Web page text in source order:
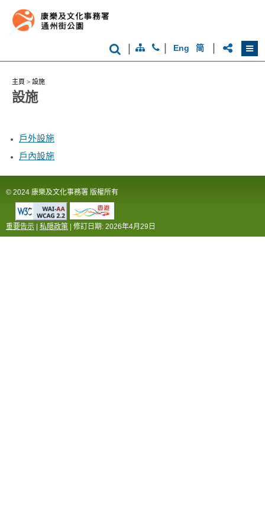
Eng 简
主頁 > 設施
設施
戶外設施
戶內設施
© 2024 康樂及文化事務署 版權所有
重要告示 | 私隠政策 | 修訂日期: 2026年4月29日